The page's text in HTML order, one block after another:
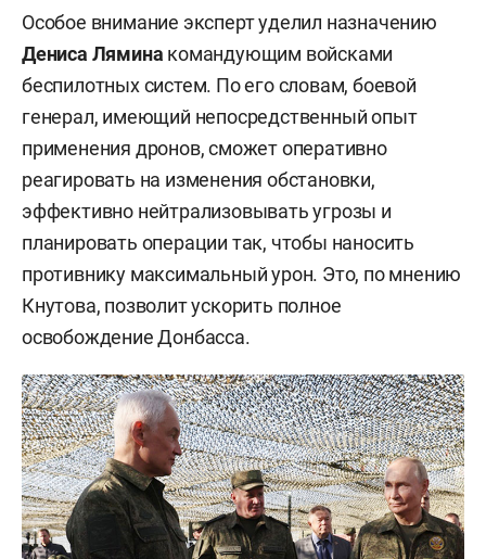
Особое внимание эксперт уделил назначению
Дениса Лямина командующим войсками
беспилотных систем. По его словам, боевой
генерал, имеющий непосредственный опыт
применения дронов, сможет оперативно
реагировать на изменения обстановки,
эффективно нейтрализовывать угрозы и
планировать операции так, чтобы наносить
противнику максимальный урон. Это, по мнению
Кнутова, позволит ускорить полное
освобождение Донбасса.